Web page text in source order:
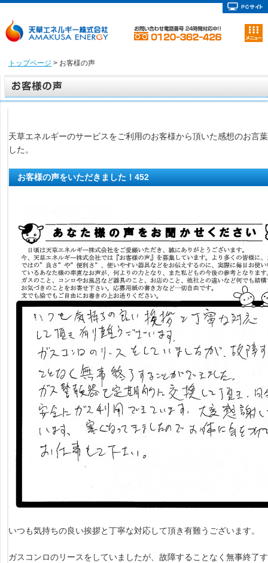
トップページ > お客様の声
天草エネルギーのサービスをご利用のお客様から頂いた感想のお言
した。
お客様の声をいただきました！452
いつも気持ちの良い挨拶と丁寧な対応して頂き有難うございます。
ガスコンロのリースをしていましたが、故障することなく無事終了